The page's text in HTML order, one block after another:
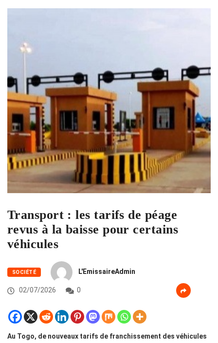
Transport : les tarifs de péage
revus à la baisse pour certains
véhicules
SOCIÉTÉ L'EmissaireAdmin
02/07/2026 0
Au Togo, de nouveaux tarifs de franchissement des véhicules